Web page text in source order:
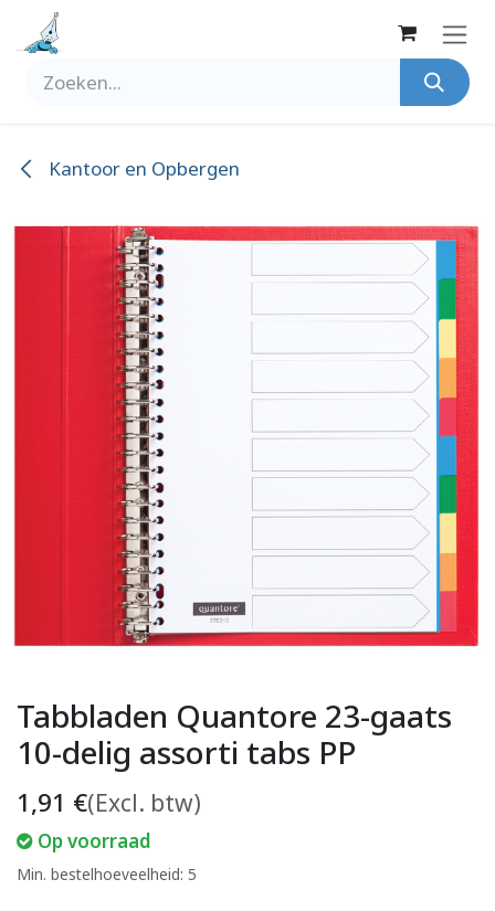
Overslaan naar inhoud
Kantoor en Opbergen
Tabbladen Quantore 23-gaats
10-delig assorti tabs PP
1,91 €(Excl. btw)
Op voorraad
Min. bestelhoeveelheid: 5